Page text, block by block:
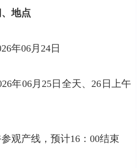
地点
年06月24日
年06月25日全天、26日上午
观产线，预计16：00结束